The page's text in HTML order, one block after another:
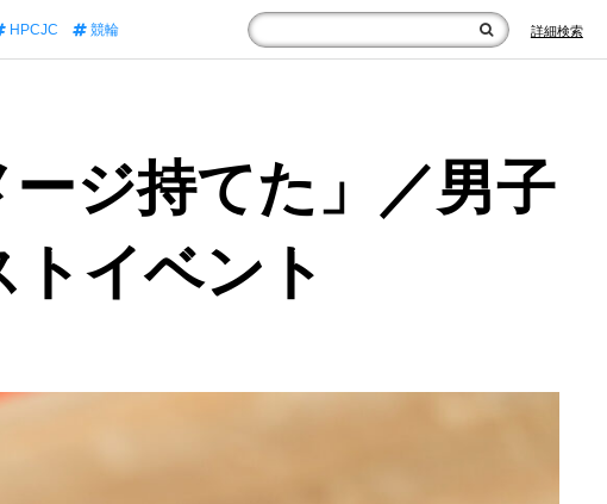
HPCJC 競輪 詳細検索
ジ持てた」／男子
イベント